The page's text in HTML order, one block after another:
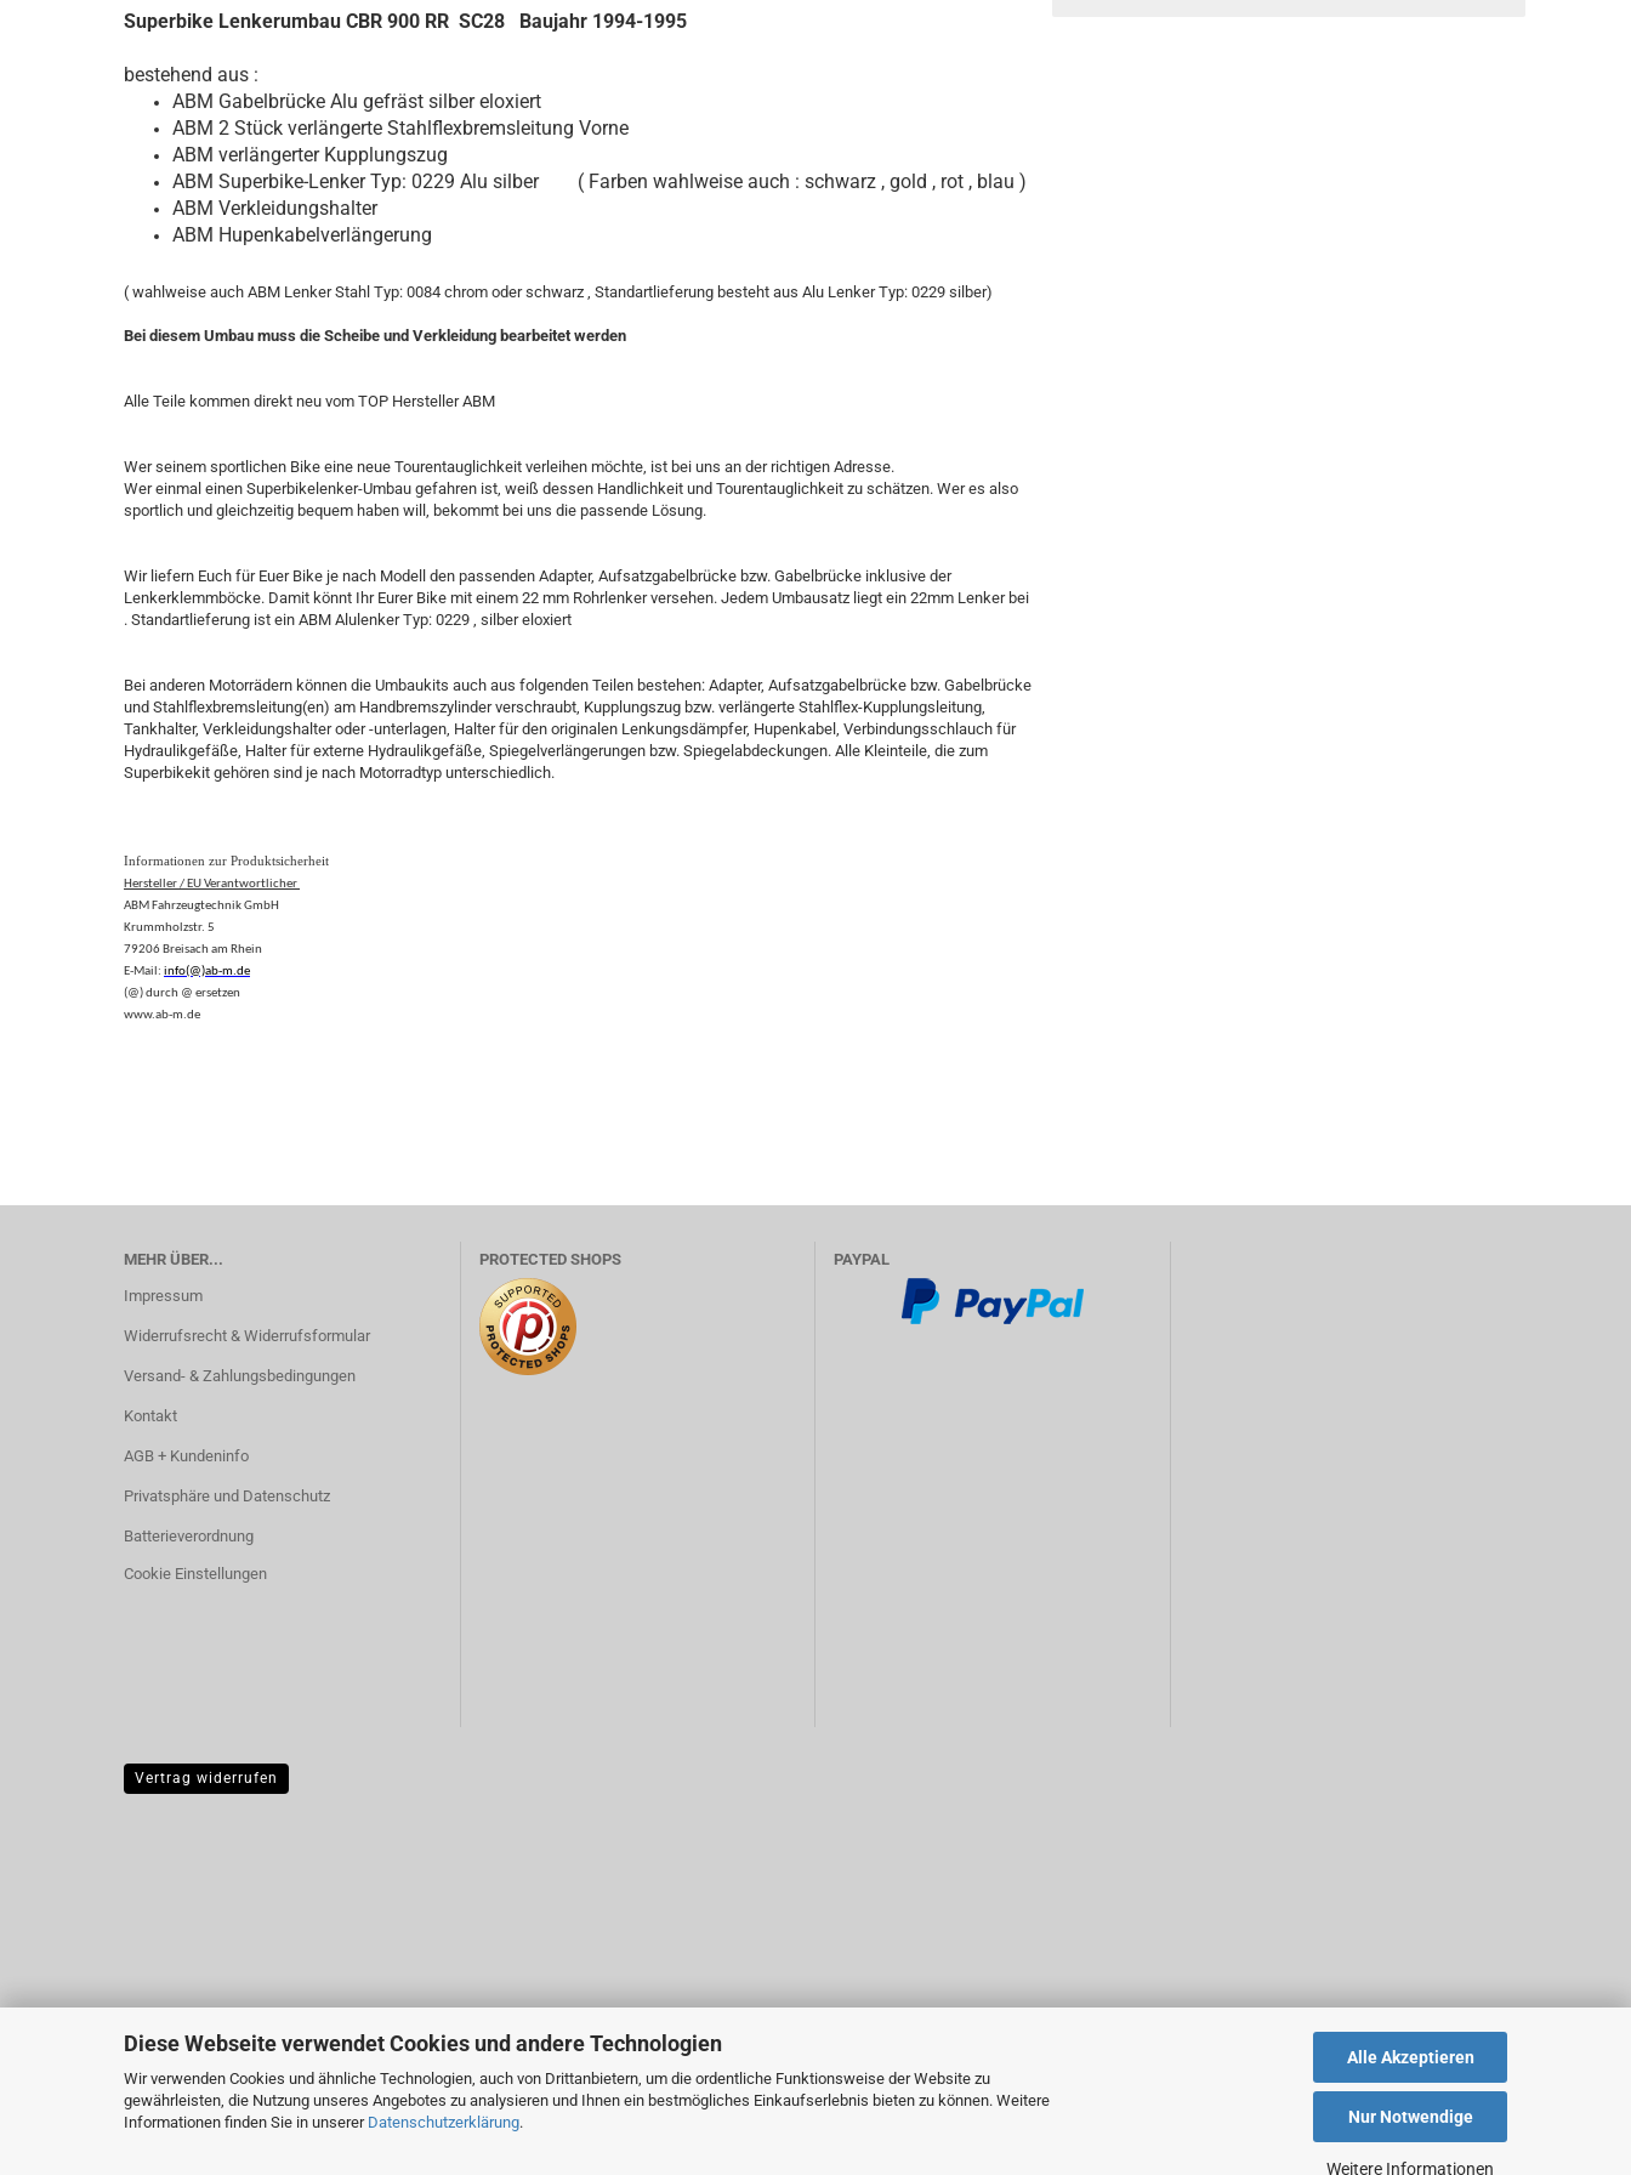
Diese Webseite verwendet Cookies und andere Technologien
Wir verwenden Cookies und ähnliche Technologien, auch von Drittanbietern, um die ordentliche Funktionsweise der Website zu
gewährleisten, die Nutzung unseres Angebotes zu analysieren und Ihnen ein bestmögliches Einkaufserlebnis bieten zu können. Weitere
Informationen finden Sie in unserer Datenschutzerklärung.
Alle Akzeptieren
Nur Notwendige
Weitere Informationen
Superbike Lenkerumbau CBR 900 RR SC28 Baujahr 1994-1995
bestehend aus :
ABM Gabelbrücke Alu gefräst silber eloxiert
ABM 2 Stück verlängerte Stahlflexbremsleitung Vorne
ABM verlängerter Kupplungszug
ABM Superbike-Lenker Typ: 0229 Alu silber ( Farben wahlweise auch : schwarz , gold , rot , blau )
ABM Verkleidungshalter
ABM Hupenkabelverlängerung
( wahlweise auch ABM Lenker Stahl Typ: 0084 chrom oder schwarz , Standartlieferung besteht aus Alu Lenker Typ: 0229 silber)
Bei diesem Umbau muss die Scheibe und Verkleidung bearbeitet werden
Alle Teile kommen direkt neu vom TOP Hersteller ABM
Wer seinem sportlichen Bike eine neue Tourentauglichkeit verleihen möchte, ist bei uns an der richtigen Adresse.
Wer einmal einen Superbikelenker-Umbau gefahren ist, weiß dessen Handlichkeit und Tourentauglichkeit zu schätzen. Wer es also
sportlich und gleichzeitig bequem haben will, bekommt bei uns die passende Lösung.
Wir liefern Euch für Euer Bike je nach Modell den passenden Adapter, Aufsatzgabelbrücke bzw. Gabelbrücke inklusive der
Lenkerklemmböcke. Damit könnt Ihr Eurer Bike mit einem 22 mm Rohrlenker versehen. Jedem Umbausatz liegt ein 22mm Lenker bei
. Standartlieferung ist ein ABM Alulenker Typ: 0229 , silber eloxiert
Bei anderen Motorrädern können die Umbaukits auch aus folgenden Teilen bestehen: Adapter, Aufsatzgabelbrücke bzw. Gabelbrücke
und Stahlflexbremsleitung(en) am Handbremszylinder verschraubt, Kupplungszug bzw. verlängerte Stahlflex-Kupplungsleitung,
Tankhalter, Verkleidungshalter oder -unterlagen, Halter für den originalen Lenkungsdämpfer, Hupenkabel, Verbindungsschlauch für
Hydraulikgefäße, Halter für externe Hydraulikgefäße, Spiegelverlängerungen bzw. Spiegelabdeckungen. Alle Kleinteile, die zum
Superbikekit gehören sind je nach Motorradtyp unterschiedlich.
Informationen zur Produktsicherheit
Hersteller / EU Verantwortlicher
ABM Fahrzeugtechnik GmbH
Krummholzstr. 5
79206 Breisach am Rhein
E-Mail: info(@)ab-m.de
(@) durch @ ersetzen
www.ab-m.de
MEHR ÜBER...
Impressum
Widerrufsrecht & Widerrufsformular
Versand- & Zahlungsbedingungen
Kontakt
AGB + Kundeninfo
Privatsphäre und Datenschutz
Batterieverordnung
Cookie Einstellungen
PROTECTED SHOPS PAYPAL
Vertrag widerrufen